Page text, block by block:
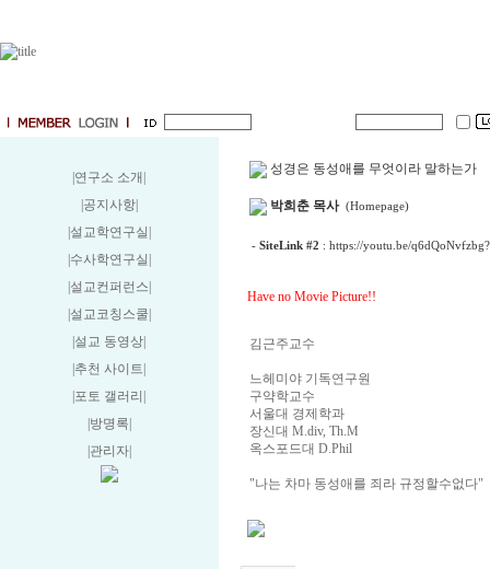
|연구소 소개
|공지사항
|설교학연구실
|수사학연구실
|설교컨퍼런스
|설교코칭스쿨
|설교 동영상
|추천 사이트
|포토 갤러리
|방명록
|관리자
성경은 동성애를 무엇이라 말하는가
박희춘 목사 (Homepage)
- SiteLink #2 : https://youtu.be/
Have no Movie Picture!!
김근주교수
느헤미야 기독연구원
구약학교수
서울대 경제학과
장신대 M.div, Th.M
옥스포드대 D.Phil
"나는 차마 동성애를 죄라 규정할수없다"